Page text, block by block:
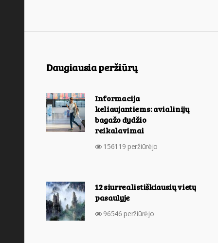
Daugiausia peržiūrų
Informacija
keliaujantiems: avialinijų
bagažo dydžio
reikalavimai
156119 peržiūrėjo
12 siurrealistiškiausių vietų
pasaulyje
96546 peržiūrėjo